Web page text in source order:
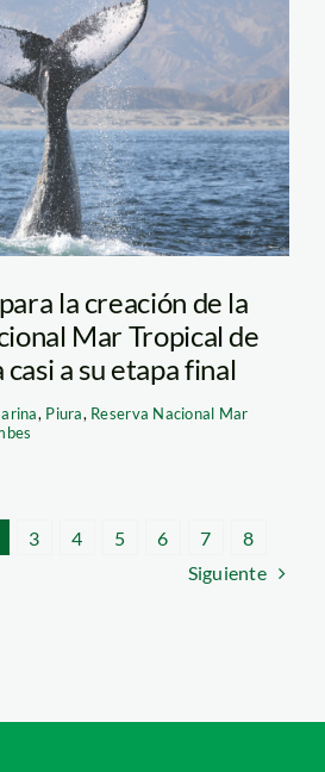
–
Adventures
la creación de la
Mar Tropical de
a su etapa final
, Piura, Reserva Nacional Mar
3 4 5 6 7
8
Siguiente